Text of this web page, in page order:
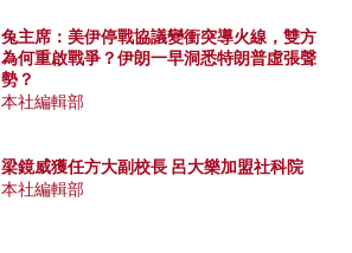
兔主席：美伊停戰協議變衝突導火線，雙方
為何重啟戰爭？伊朗一早洞悉特朗普虛張聲
勢？
本社編輯部
梁鏡威獲任方大副校長 呂大樂加盟社科院
本社編輯部